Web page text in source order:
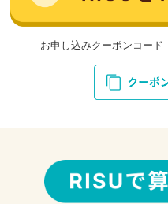
お申し込みクーポンコード